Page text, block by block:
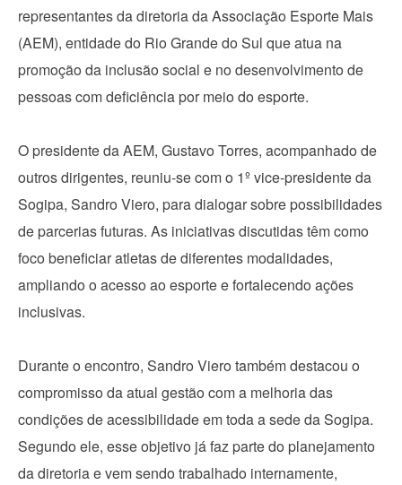
representantes da diretoria da Associação Esporte Mais
(AEM), entidade do Rio Grande do Sul que atua na
promoção da inclusão social e no desenvolvimento de
pessoas com deficiência por meio do esporte.
O presidente da AEM, Gustavo Torres, acompanhado de
outros dirigentes, reuniu-se com o 1º vice-presidente da
Sogipa, Sandro Viero, para dialogar sobre possibilidades
de parcerias futuras. As iniciativas discutidas têm como
foco beneficiar atletas de diferentes modalidades,
ampliando o acesso ao esporte e fortalecendo ações
inclusivas.
Durante o encontro, Sandro Viero também destacou o
compromisso da atual gestão com a melhoria das
condições de acessibilidade em toda a sede da Sogipa.
Segundo ele, esse objetivo já faz parte do planejamento
da diretoria e vem sendo trabalhado internamente,